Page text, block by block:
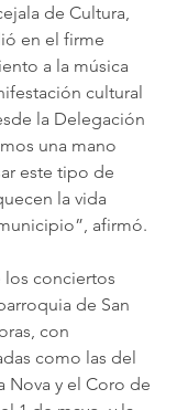
de Cultura,
en el firme
a la música
cultural
la Delegación
una mano
este tipo de
la vida
afirmó.
los conciertos
de San
con
como las del
Nova y el Coro de